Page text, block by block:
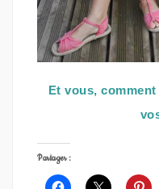
Et vous,
Partager :